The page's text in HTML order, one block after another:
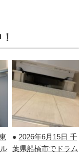
● 2026年6月15日 千
葉県船橋市でドラム